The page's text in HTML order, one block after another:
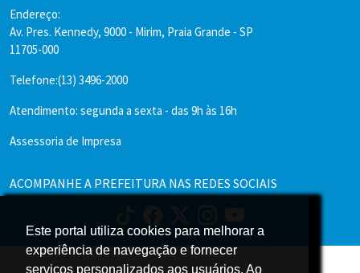
Este portal utiliza cookies para melhorar a
experiência de navegação e fornecer
serviços personalizados aos usuários. Ao
Este portal utiliza cookies para melhorar a
experiência de navegação e fornecer
serviços personalizados aos usuários. Ao
Endereço:
Av. Pres. Kennedy, 9000 - Mirim, Praia Grande - SP
11705-000
Telefone:(13) 3496-2000
Atendimento: segunda a sexta - das 9h às 16h
Assessoria de Impresa
ACOMPANHE A PREFEITURA NAS REDES SOCIAIS